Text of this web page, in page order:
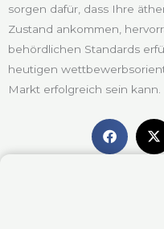
sorgen dafür, dass Ihre
Zustand ankommen,
behördlichen Standards
heutigen
Markt erfolgreich sein kann.